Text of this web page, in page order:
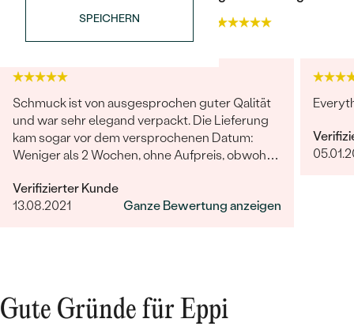
Bestseller
SPEICHERN
Schmuck ist von ausgesprochen guter Qalität
und war sehr elegand verpackt. Die Lieferung
kam sogar vor dem versprochenen Datum:
Weniger als 2 Wochen, ohne Aufpreis, obwohl
Lieferung wurde uns telefonisch vom
sympathischen Kundenservice bestätigt. Wir
Verifizierter Kunde
13.08.2021
Ganze Bewertung anzeigen
Gute Gründe für Eppi